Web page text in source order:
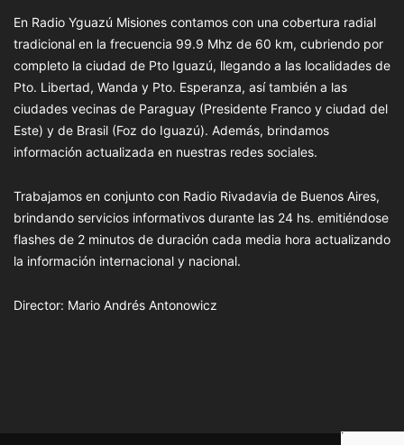
En Radio Yguazú Misiones contamos con una cobertura radial
tradicional en la frecuencia 99.9 Mhz de 60 km, cubriendo por
completo la ciudad de Pto Iguazú, llegando a las localidades de
Pto. Libertad, Wanda y Pto. Esperanza, así también a las
ciudades vecinas de Paraguay (Presidente Franco y ciudad del
Este) y de Brasil (Foz do Iguazú). Además, brindamos
información actualizada en nuestras redes sociales.
Trabajamos en conjunto con Radio Rivadavia de Buenos Aires,
brindando servicios informativos durante las 24 hs. emitiéndose
flashes de 2 minutos de duración cada media hora actualizando
la información internacional y nacional.
Director: Mario Andrés Antonowicz